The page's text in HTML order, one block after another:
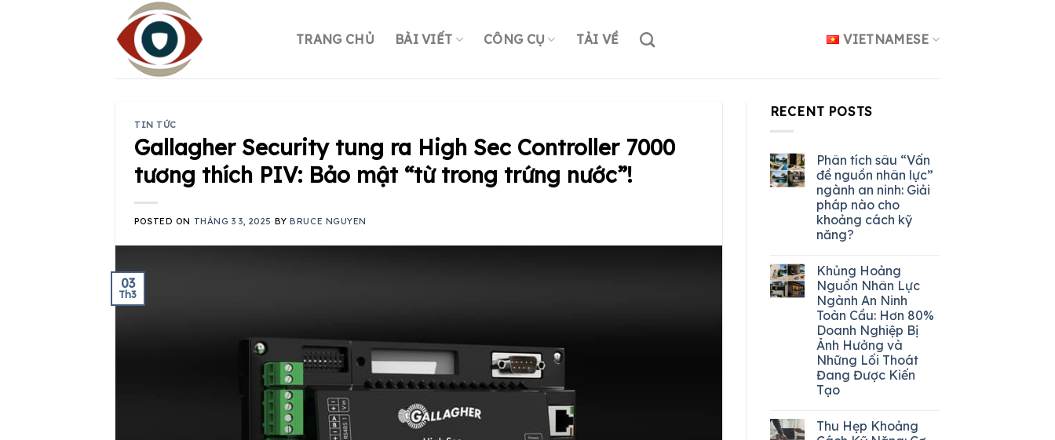
TRANG CHỦ BÀI VIẾT CÔNG CỤ TẢI VỀ VIETNAMESE
TIN TỨC
Gallagher Security tung ra High Sec Controller 7000
tương thích PIV: Bảo mật “từ trong trứng nước”!
POSTED ON THÁNG 3 3, 2025 BYBRUCE NGUYEN
03
Th3
RECENT POSTS
Phân tích sâu “Vấn
đề nguồn nhân lực”
ngành an ninh: Giải
pháp nào cho
khoảng cách kỹ
năng?
Khủng Hoảng
Nguồn Nhân Lực
Ngành An Ninh
Toàn Cầu: Hơn 80%
Doanh Nghiệp Bị
Ảnh Hưởng và
Những Lối Thoát
Đang Được Kiến
Tạo
Thu Hẹp Khoảng